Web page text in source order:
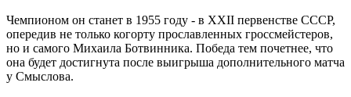
Чемпионом он станет в 1955 году - в XXII первенстве СССР,
опередив не только когорту прославленных гроссмейстеров,
но и самого Михаила Ботвинника. Победа тем почетнее, что
она будет достигнута после выигрыша дополнительного матча
у Смыслова.